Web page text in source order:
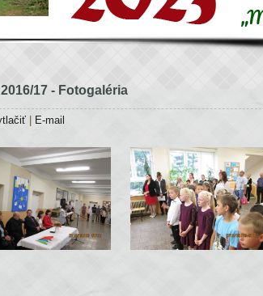
17 - Fotogaléria
E-mail